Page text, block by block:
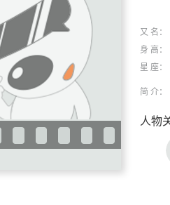
又 名：
身 高：
星 座：
简 介：
人物